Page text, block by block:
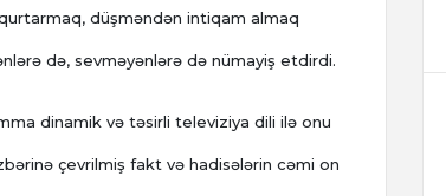
düşməndən intiqam almaq
də, sevməyənlərə də nümayiş etdirdi.
dinamik və təsirli televiziya dili ilə onu
çevrilmiş fakt və hadisələrin cəmi on